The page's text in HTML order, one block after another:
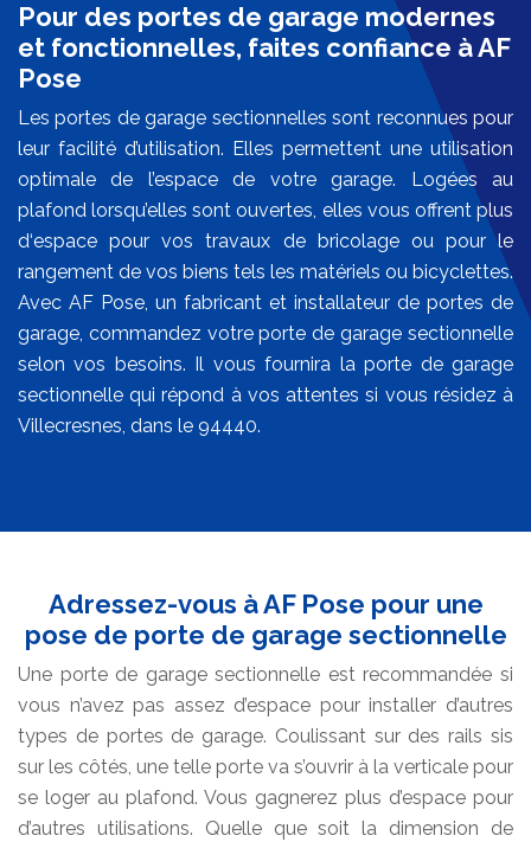
Pour des portes de garage modernes
et fonctionnelles, faites confiance à AF
Pose
Les portes de garage sectionnelles sont reconnues pour
leur facilité d’utilisation. Elles permettent une utilisation
optimale de l’espace de votre garage. Logées au
plafond lorsqu’elles sont ouvertes, elles vous offrent plus
d‘espace pour vos travaux de bricolage ou pour le
rangement de vos biens tels les matériels ou bicyclettes.
Avec AF Pose, un fabricant et installateur de portes de
garage, commandez votre porte de garage sectionnelle
selon vos besoins. Il vous fournira la porte de garage
sectionnelle qui répond à vos attentes si vous résidez à
Villecresnes, dans le 94440.
Adressez-vous à AF Pose pour une
pose de porte de garage sectionnelle
Une porte de garage sectionnelle est recommandée si
vous n’avez pas assez d’espace pour installer d’autres
types de portes de garage. Coulissant sur des rails sis
sur les côtés, une telle porte va s’ouvrir à la verticale pour
se loger au plafond. Vous gagnerez plus d’espace pour
d’autres utilisations. Quelle que soit la dimension de